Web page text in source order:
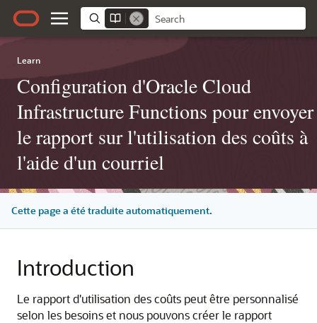
Learn
Configuration d'Oracle Cloud
Infrastructure Functions pour envoyer
le rapport sur l'utilisation des coûts à
l'aide d'un courriel
Cette page a été traduite automatiquement.
Introduction
Le rapport d'utilisation des coûts peut être personnalisé
selon les besoins et nous pouvons créer le rapport